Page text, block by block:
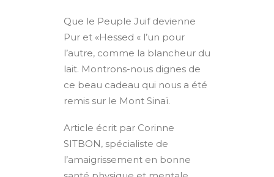
Que le Peuple Juif devienne
Pur et «Hessed « l’un pour
l’autre, comme la blancheur du
lait. Montrons-nous dignes de
ce beau cadeau qui nous a été
remis sur le Mont Sinaï.
Article écrit par Corinne
SITBON, spécialiste de
l’amaigrissement en bonne